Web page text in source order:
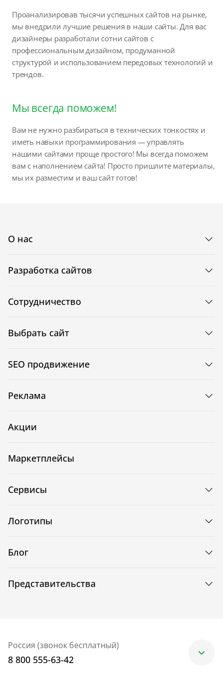
Проанализировав тысячи успешных сайтов на рынке,
мы внедрили лучшие решения в наши сайты. Для вас
дизайнеры разработали сотни сайтов с
профессиональным дизайном, продуманной
структурой и использованием передовых технологий и
трендов.
Мы всегда поможем!
Вам не нужно разбираться в технических тонкостях и
иметь навыки программирования — управлять
нашими сайтами проще простого! Мы всегда поможем
вам с наполнением сайта! Просто пришлите материалы,
мы их разместим и ваш сайт готов!
О нас
Разработка сайтов
Сотрудничество
Выбрать сайт
SEO продвижение
Реклама
Акции
Маркетплейсы
Сервисы
Логотипы
Блог
Представительства
Россия (звонок бесплатный)
8 800 555-63-42